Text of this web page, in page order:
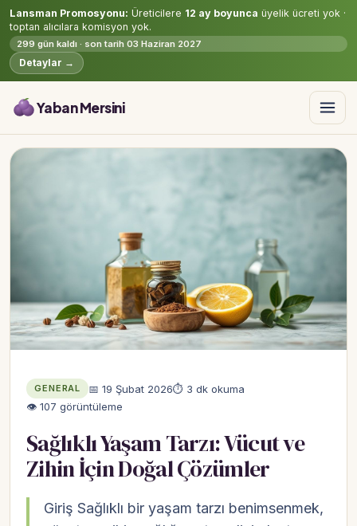
Lansman Promosyonu: Üreticilere 12 ay boyunca üyelik ücreti yok ·
toptan alıcılara komisyon yok.
299 gün kaldı · son tarih 03 Haziran 2027
Detaylar →
Yaban Mersini
GENERAL 📅 19 Şubat 2026⏱ 3 dk okuma
👁 107 görüntüleme
Sağlıklı Yaşam Tarzı: Vücut ve
Zihin İçin Doğal Çözümler
Giriş Sağlıklı bir yaşam tarzı benimsenmek,